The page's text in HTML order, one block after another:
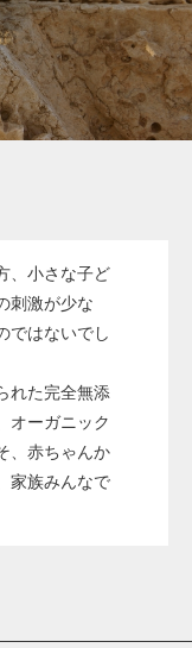
、小さな子ど
刺激が少な
ではないでし
れた完全無添
オーガニック
、赤ちゃんか
家族みんなで